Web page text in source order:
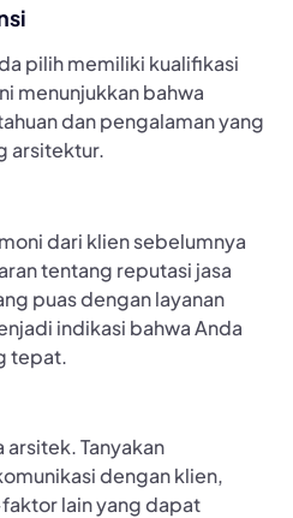
pilih memiliki kualifikasi
menunjukkan bahwa
dan pengalaman yang
arsitektur.
dari klien sebelumnya
tentang reputasi jasa
puas dengan layanan
indikasi bahwa Anda
tepat.
arsitek. Tanyakan
dengan klien,
lain yang dapat